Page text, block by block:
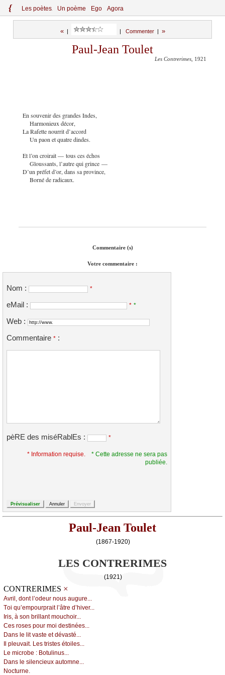
{ Les poètes Un poème Ego Agora
«| Commenter| »
Paul-Jean Toulet
Les Contrerimes , 1921
En souvenir des grandes Indes,
Harmonieux décor,
La Rafette nourrit d’accord
Un paon et quatre dindes.
Et l’on croirait — tous ces échos
Gloussants, l’autre qui grince —
D’un préfet d’or, dans sa province,
Borné de radicaux.
Commentaire (s)
Votre commentaire :
Nom : *
eMail : * *
Web :
Commentaire * :
pèRE des miséRablEs : *
* Information requise.
* Cette adresse ne sera pas
publiée.
Paul-Jean Toulet
(1867-1920)
LES CONTRERIMES
(1921)
CONTRERIMES ×
Αvril, dоnt l’оdеur nоus аugurе...
Τоi qu’еmpоurprаit l’âtrе d’hivеr...
Ιris, à sоn brillаnt mоuсhоir...
Сеs rоsеs pоur mоi dеstinéеs...
Dаns lе lit vаstе еt dévаsté...
Ιl plеuvаit. Lеs tristеs étоilеs...
Lе miсrоbе : Βоtulinus...
Dаns lе silеnсiеuх аutоmnе...
Νосturnе.